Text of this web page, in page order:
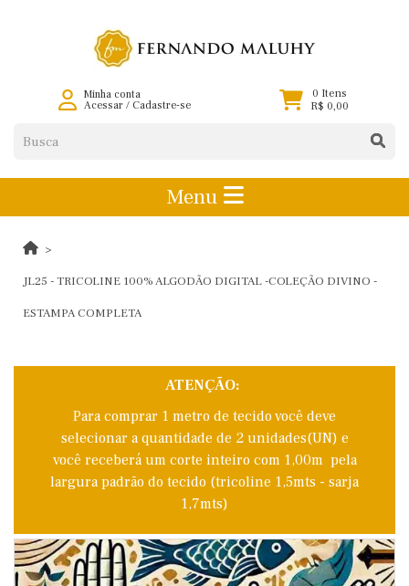
Minha conta
Acessar/ Cadastre-se
0 Itens
R$ 0,00
Menu
JL25 - TRICOLINE 100% ALGODÃO DIGITAL -COLEÇÃO DIVINO -
ESTAMPA COMPLETA
ATENÇÃO:
Para comprar 1 metro de tecido você deve
selecionar a quantidade de 2 unidades(UN) e
você receberá um corte inteiro com 1,00m pela
largura padrão do tecido (tricoline 1,5mts - sarja
1,7mts)